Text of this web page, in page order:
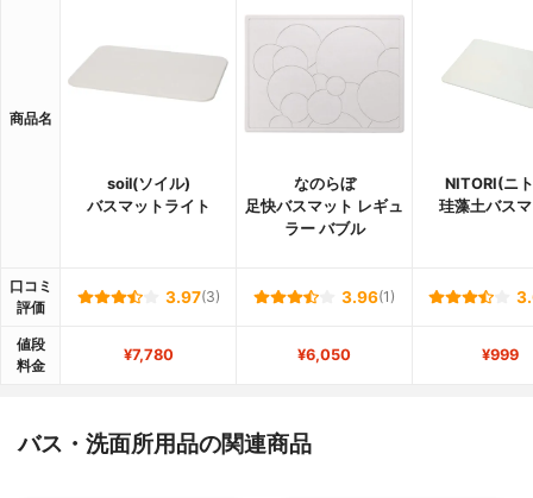
商品名
soil(ソイル)
バスマットライト
なのらぼ
足快バスマット レギュ
ラー バブル
NITORI(ニ
珪藻土バス
口コミ
評価
3.97(3) 3.96(1)
値段
料金
¥7,780 ¥6,050 ¥999
バス・洗面所用品の関連商品